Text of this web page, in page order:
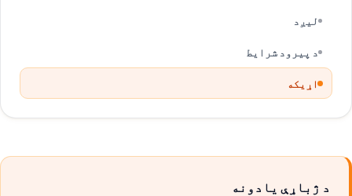
لیږد
د پیرود شرایط
اړیکه
د ژباړې یادونه